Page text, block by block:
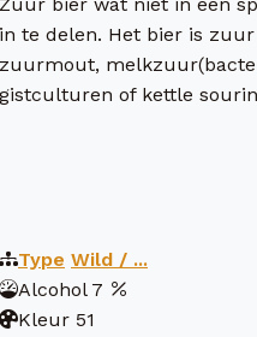
Zuur bier wat niet in een
in te delen. Het bier is
zuurmout,
gistculturen of kettle
Type Wild / ...
Alcohol 7
Kleur 51